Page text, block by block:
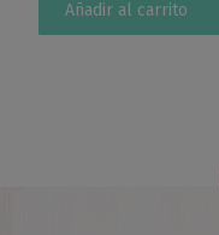
Añadir al carrito